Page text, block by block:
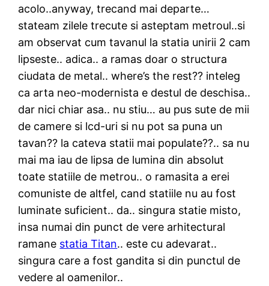
acolo..anyway, trecand mai departe…
stateam zilele trecute si asteptam metroul..si
am observat cum tavanul la statia unirii 2 cam
lipseste.. adica.. a ramas doar o structura
ciudata de metal.. where’s the rest?? inteleg
ca arta neo-modernista e destul de deschisa..
dar nici chiar asa.. nu stiu… au pus sute de mii
de camere si lcd-uri si nu pot sa puna un
tavan?? la cateva statii mai populate??.. sa nu
mai ma iau de lipsa de lumina din absolut
toate statiile de metrou.. o ramasita a erei
comuniste de altfel, cand statiile nu au fost
luminate suficient.. da.. singura statie misto,
insa numai din punct de vere arhitectural
ramane statia Titan.. este cu adevarat..
singura care a fost gandita si din punctul de
vedere al oamenilor..